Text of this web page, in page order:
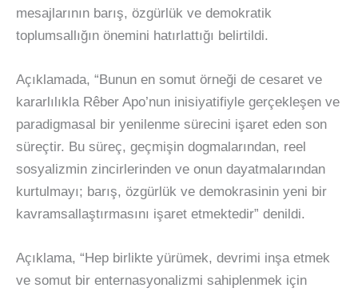
mesajlarının barış, özgürlük ve demokratik
toplumsallığın önemini hatırlattığı belirtildi.
Açıklamada, “Bunun en somut örneği de cesaret ve
kararlılıkla Rêber Apo’nun inisiyatifiyle gerçekleşen ve
paradigmasal bir yenilenme sürecini işaret eden son
süreçtir. Bu süreç, geçmişin dogmalarından, reel
sosyalizmin zincirlerinden ve onun dayatmalarından
kurtulmayı; barış, özgürlük ve demokrasinin yeni bir
kavramsallaştırmasını işaret etmektedir” denildi.
Açıklama, “Hep birlikte yürümek, devrimi inşa etmek
ve somut bir enternasyonalizmi sahiplenmek için